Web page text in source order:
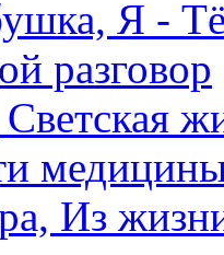
Я -
разговор
Из